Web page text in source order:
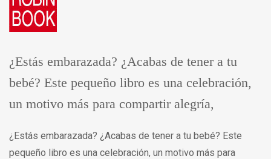
¿Estás embarazada? ¿Acabas de tener a tu
bebé? Este pequeño libro es una celebración,
un motivo más para compartir alegría,
¿Estás embarazada? ¿Acabas de tener a tu bebé? Este
pequeño libro es una celebración, un motivo más para